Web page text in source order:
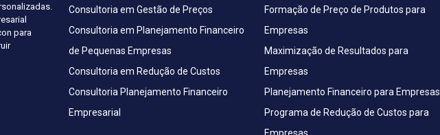
para
Consultoria em Gestão de Preços
Consultoria em Planejamento Financeiro
de Pequenas Empresas
Consultoria em Redução de Custos
Consultoria Planejamento Financeiro
Empresarial
Formação de Preço de Produtos para
Empresas
Maximização de Resultados para
Empresas
Planejamento Financeiro para Empresas
Programa de Redução de Custos para